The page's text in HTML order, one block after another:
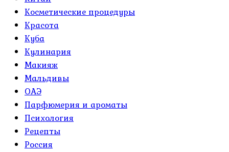
Косметические процедуры
Красота
Куба
Кулинария
Макияж
Мальдивы
ОАЭ
Парфюмерия и ароматы
Психология
Рецепты
Россия